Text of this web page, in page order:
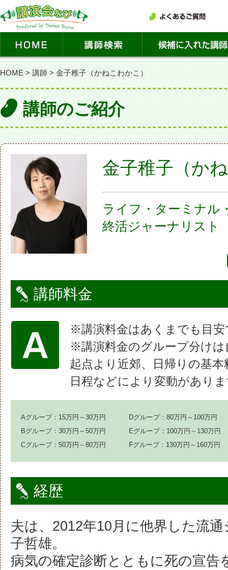
HOME > 講師 > 金子稚子（かねこわかこ）
講師のご紹介
金子稚子（か
ライフ・ターミナル
終活ジャーナリスト
講師料金
※講演料金はあくまでも目安
※講演料金のグループ分けは
起点より近郊、日帰りの基本
日程などにより変動があり
Aグループ：15万円～30万円
Bグループ：30万円～50万円
Cグループ：50万円～80万円
Dグループ：80万円～100万円
Eグループ：100万円～130万円
Fグループ：130万円～160万円
経歴
夫は、2012年10月に他界した流
子哲雄。
病気の確定診断とともに死の宣告